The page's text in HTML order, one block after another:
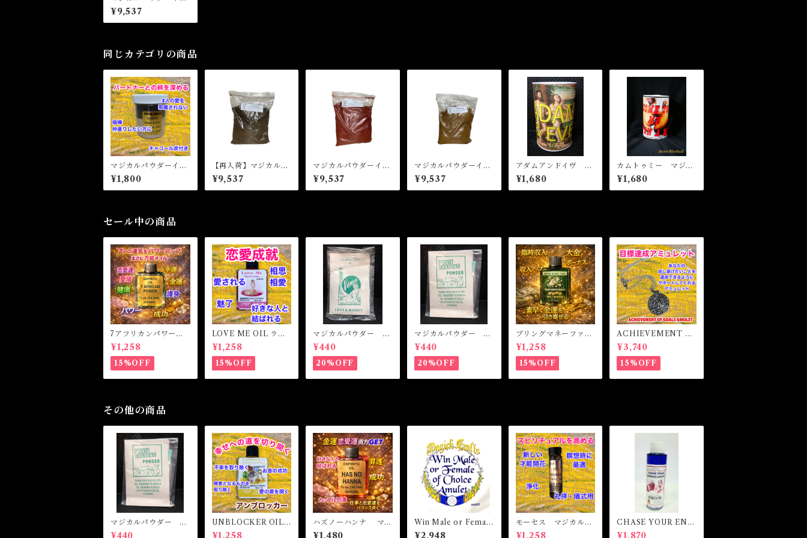
センス ファイアオブ
ラブ Magical Powd
er Incense FIRE OF
¥9,537
同じカテゴリの商品
マジカルパウダーイン
センス アダムアンド
イヴ Magical Powd
er Incense ADAM &
¥1,800
【再入荷】マジカルパ
ウダーインセンス ロ
ードストーン Magic
al Powder Incense
¥9,537
マジカルパウダーイン
センス ラブ Magic
al Powder Incense
LOVE
¥9,537
マジカルパウダーイン
センス パチョリ M
agical Powder Ince
nse Patchouli
¥9,537
アダムアンドイヴ パ
ウダーインセンスウィ
ズチャーコル
¥1,680
カムトゥミー マジカ
ルパウダーインセン
ス Come to Me Ma
gical Powder Incen
¥1,680
セール中の商品
7アフリカンパワー
マジカルオイル・魔女
オイル 7AFRICAN
POWERS Magical O
il
¥1,258
15%OFF
LOVE ME OIL ラブ
ミーオイル -相思相
愛・愛される-
¥1,258
15%OFF
マジカルパウダー ラ
ブ&マネー Magical
Powder LOVE&MO
NEY
¥440
20%OFF
マジカルパウダー マ
ネードローイング M
agical Powder MO
NEY DRAWING
¥440
20%OFF
ブリングマネーファス
ト マジカルオイル・
魔女オイル BRING
MONEY FAST Magi
cal Oil
¥1,258
15%OFF
ACHIEVEMENT O
F GOALS AMULET
-あなたを目標達成へ
と導くアミュレット-
¥3,740
15%OFF
その他の商品
マジカルパウダー マ
ネードローイング M
¥440
UNBLOCKER OIL
アンブロッカーオイ
¥1,258
ハズノーハンナ マジ
カルオイル・魔女オイ
¥1,480
Win Male or Female
of Choice Amulet ウ
¥2,948
モーセス マジカルオ
イル・魔女 MOSES
¥1,258
CHASE YOUR ENE
MIES AWAY! Vinega
¥1,870